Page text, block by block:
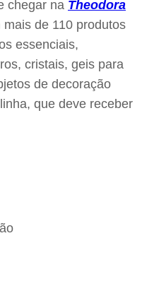
chegar na Theodora
mais de 110 produtos
essenciais,
cristais, geis para
de decoração
que deve receber